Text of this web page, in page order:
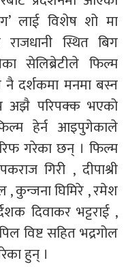
लाई विशेष शो मा
स्थित बिग
सेलिब्रेटीले फिल्म
दर्शकमा मनमा बस्न
अझै परिपक्क भएको
हेर्न आइपुगेकाले
गरेका छन् । फिल्म
गिरी , दीपाश्री
, कुन्जना घिमिरे , रमेश
दिवाकर भट्टराई ,
विष्ट सहित भद्रगोल
हुन् ।